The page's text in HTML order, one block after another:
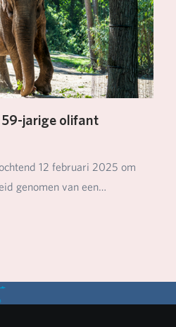
jarige olifant
12 februari 2025 om
genomen van een